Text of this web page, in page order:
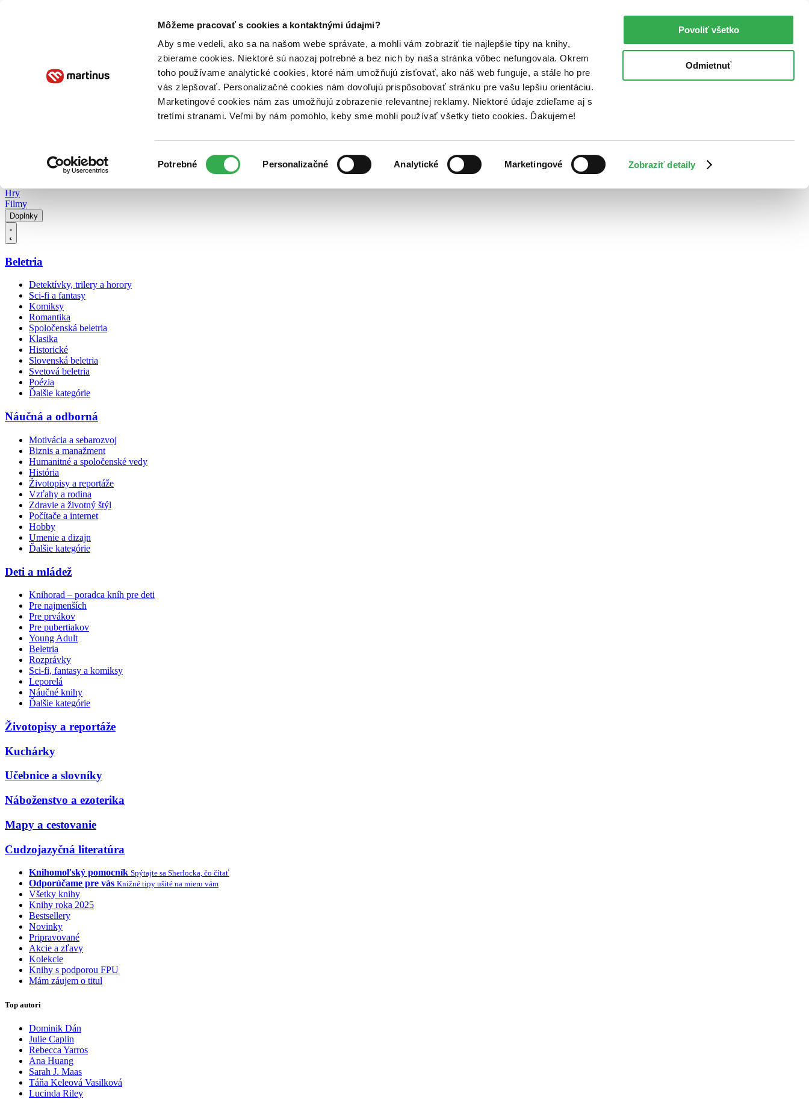
Môžeme pracovať s cookies a kontaktnými údajmi?
Aby sme vedeli, ako sa na našom webe správate, a mohli vám zobraziť tie najlepšie tipy na knihy,
zbierame cookies. Niektoré sú naozaj potrebné a bez nich by naša stránka vôbec nefungovala. Okrem
toho používame analytické cookies, ktoré nám umožňujú zisťovať, ako náš web funguje, a stále ho pre
vás zlepšovať. Personalizačné cookies nám dovoľujú prispôsobovať stránku pre vašu lepšiu orientáciu.
Marketingové cookies nám zas umožňujú zobrazenie relevantnej reklamy. Niektoré údaje zdieľame aj s
tretími stranami. Veľmi by nám pomohlo, keby sme mohli používať všetky tieto cookies. Ďakujeme!
súhlasu
Potrebné Personalizačné Analytické Marketingové Zobraziť detaily
Povoliť všetko
Odmietnuť
Poukážky Kontakt
Hry
Filmy
Doplnky
Beletria
Detektívky, trilery a horory
Sci-fi a fantasy
Komiksy
Romantika
Spoločenská beletria
Klasika
Historické
Slovenská beletria
Svetová beletria
Poézia
Ďalšie kategórie
Náučná a odborná
Motivácia a sebarozvoj
Biznis a manažment
Humanitné a spoločenské vedy
História
Životopisy a reportáže
Vzťahy a rodina
Zdravie a životný štýl
Počítače a internet
Hobby
Umenie a dizajn
Ďalšie kategórie
Deti a mládež
Knihorad – poradca kníh pre deti
Pre najmenších
Pre prvákov
Pre pubertiakov
Young Adult
Beletria
Rozprávky
Sci-fi, fantasy a komiksy
Leporelá
Náučné knihy
Ďalšie kategórie
Životopisy a reportáže
Kuchárky
Učebnice a slovníky
Náboženstvo a ezoterika
Mapy a cestovanie
Cudzojazyčná literatúra
Knihomoľský pomocník Spýtajte sa Sherlocka, čo čítať
Odporúčame pre vás Knižné tipy ušité na mieru vám
Všetky knihy
Knihy roka 2025
Bestsellery
Novinky
Pripravované
Akcie a zľavy
Kolekcie
Knihy s podporou FPU
Mám záujem o titul
Top autori
Dominik Dán
Julie Caplin
Rebecca Yarros
Ana Huang
Sarah J. Maas
Táňa Keleová Vasilková
Lucinda Riley